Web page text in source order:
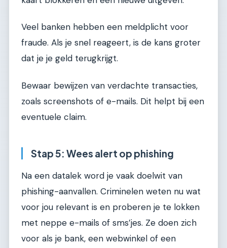
Veel banken hebben een meldplicht voor
fraude. Als je snel reageert, is de kans groter
dat je je geld terugkrijgt.
Bewaar bewijzen van verdachte transacties,
zoals screenshots of e-mails. Dit helpt bij een
eventuele claim.
Stap 5: Wees alert op phishing
Na een datalek word je vaak doelwit van
phishing-aanvallen. Criminelen weten nu wat
voor jou relevant is en proberen je te lokken
met neppe e-mails of sms’jes. Ze doen zich
voor als je bank, een webwinkel of een